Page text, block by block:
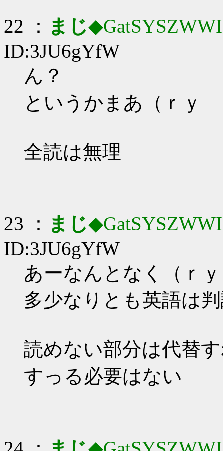
22 ： まじ◆GatSYSZWWI
ID:3JU6gYfW
ん？
というかまあ（ｒｙ
全読は無理
23 ： まじ◆GatSYSZWWI
ID:3JU6gYfW
あーなんとなく（ｒｙ
多少なりとも英語は
読めない部分は代替
すっる必要はない